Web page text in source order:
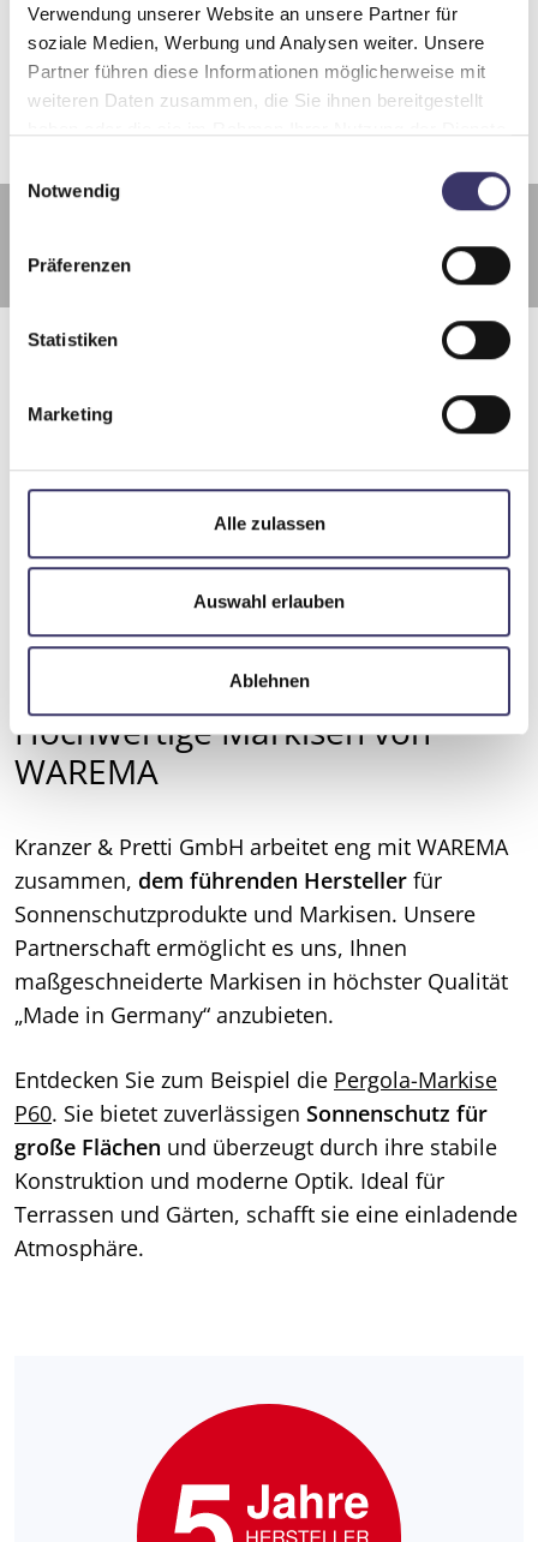
Verwendung unserer Website an unsere Partner für
soziale Medien, Werbung und Analysen weiter. Unsere
Partner führen diese Informationen möglicherweise mit
weiteren Daten zusammen, die Sie ihnen bereitgestellt
l
Notwendig
Präferenzen
Statistiken
Marketing
Alle zulassen
Auswahl erlauben
Ablehnen
Steuerungstechnik und Automatisierung
Jetzt unverbindliches Angebot anfordern!
Bitte akzeptieren Sie dieMarketing
Cookies, damit Sie diesen Inhalt sehen
Lassen Sie sich inspirieren
Hochwertige Markisen von
WAREMA
Kranzer & Pretti GmbH arbeitet eng mit WAREMA
zusammen, dem führenden Hersteller für
Sonnenschutzprodukte und Markisen. Unsere
Partnerschaft ermöglicht es uns, Ihnen
maßgeschneiderte Markisen in höchster Qualität
„Made in Germany“ anzubieten.
Entdecken Sie zum Beispiel die Pergola-Markise
P60. Sie bietet zuverlässigen Sonnenschutz für
große Flächen und überzeugt durch ihre stabile
Konstruktion und moderne Optik. Ideal für
Terrassen und Gärten, schafft sie eine einladende
Atmosphäre.